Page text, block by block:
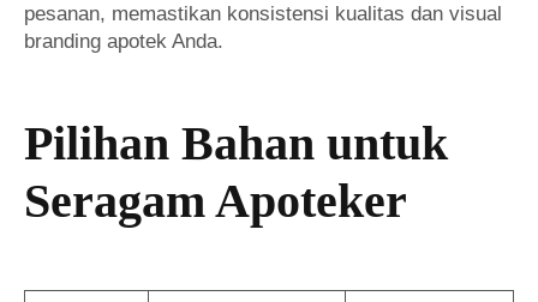
pesanan, memastikan konsistensi kualitas dan visual
branding apotek Anda.
Pilihan Bahan untuk
Seragam Apoteker